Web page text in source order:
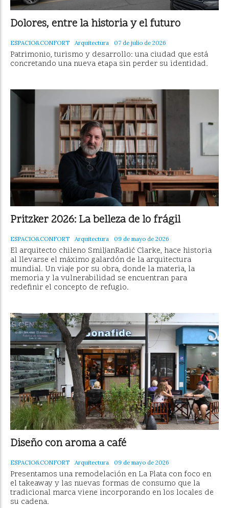
Dolores, entre la historia y el futuro
ESPACIO&CONFORT Arquitectura 07 de julio de 2026
Patrimonio, turismo y desarrollo: una ciudad que está
concretando una nueva etapa sin perder su identidad.
Pritzker 2026: La belleza de lo frágil
ESPACIO&CONFORT Arquitectura 09 de mayo de 2026
El arquitecto chileno SmiljanRadić Clarke, hace historia
al llevarse el máximo galardón de la arquitectura
mundial. Un viaje por su obra, donde la materia, la
memoria y la vulnerabilidad se encuentran para
redefinir el concepto de refugio.
Diseño con aroma a café
ESPACIO&CONFORT Arquitectura 09 de mayo de 2026
Presentamos una remodelación en La Plata con foco en
el takeaway y las nuevas formas de consumo que la
tradicional marca viene incorporando en los locales de
su cadena.